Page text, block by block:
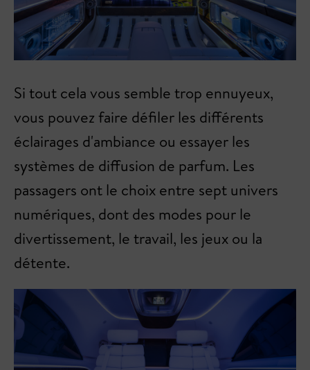
Si tout cela vous semble trop ennuyeux,
vous pouvez faire défiler les différents
éclairages d'ambiance ou essayer les
systèmes de diffusion de parfum. Les
passagers ont le choix entre sept univers
numériques, dont des modes pour le
divertissement, le travail, les jeux ou la
détente.